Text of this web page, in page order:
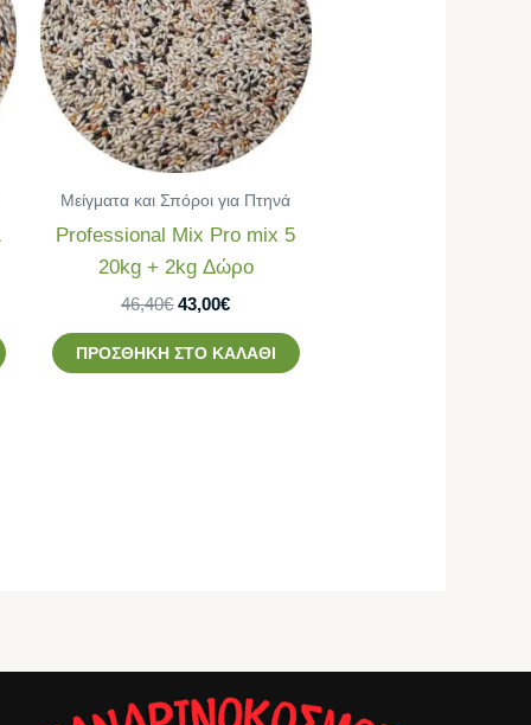
Μείγματα και Σπόροι για Πτηνά
Professional Mix Pro mix 5
20kg + 2kg Δώρο
46,40€ 43,00€
ΠΡΟΣΘΉΚΗ ΣΤΟ ΚΑΛΆΘΙ